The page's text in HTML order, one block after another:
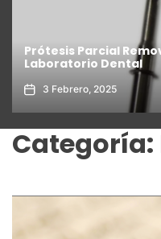
Beneficios de la
Energías Renovables
16 Junio, 2024
Categoría: